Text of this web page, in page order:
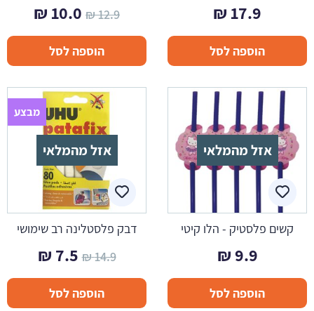
17.9
₪
הוספה לסל
12.9
₪ המחיר
המקורי
היה:
10.0
₪
הוא:
הוספה לסל
אזל מהמלאי
קשים פלסטיק - הלו קיטי
9.9
₪
הוספה לסל
אזל מהמלאי
מבצע
דבק פלסטלינה רב שימושי
14.9
₪ המחיר
המקורי
היה:
7.5
₪
הוספה לסל